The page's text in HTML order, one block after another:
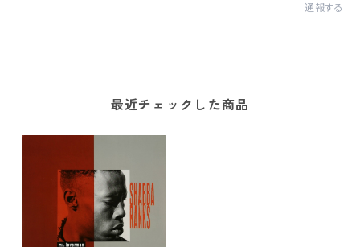
通報する
最近チェックした商品